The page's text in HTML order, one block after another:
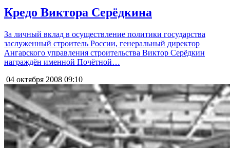
Кредо Виктора Серёдкина
За личный вклад в осуществление политики государства
заслуженный строитель России, генеральный директор
Ангарского управления строительства Виктор Серёдкин
награждён именной Почётной…
04 октября 2008 09:10